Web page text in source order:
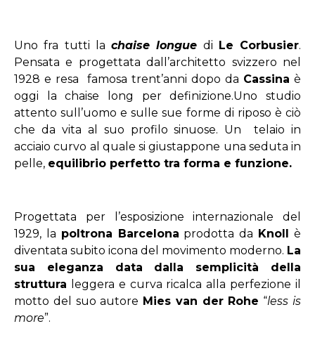
Uno fra tutti la chaise longue di Le Corbusier.
Pensata e progettata dall’architetto svizzero nel
1928 e resa famosa trent’anni dopo da Cassina è
oggi la chaise long per definizione.Uno studio
attento sull’uomo e sulle sue forme di riposo è ciò
che da vita al suo profilo sinuose. Un telaio in
acciaio curvo al quale si giustappone una seduta in
pelle, equilibrio perfetto tra forma e funzione.
Progettata per l’esposizione internazionale del
1929, la poltrona Barcelona prodotta da Knoll
è
diventata subito icona del movimento moderno. La
sua eleganza data dalla semplicità della
struttura leggera e curva ricalca alla perfezione il
motto del suo autore Mies van der Rohe “less is
more”.